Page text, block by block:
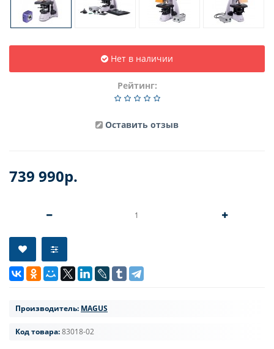
Нет в наличии
Рейтинг:
Оставить отзыв
739 990р.
Производитель: MAGUS
Код товара:83018-02